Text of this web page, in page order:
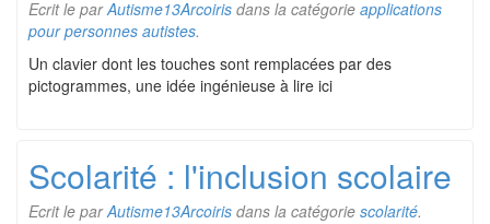
Ecrit le parAutisme13Arcoiris dans la catégorie applications
pour personnes autistes.
Un clavier dont les touches sont remplacées par des
pictogrammes, une idée ingénieuse à lire ici
Scolarité : l'inclusion scolaire
Ecrit le parAutisme13Arcoiris dans la catégorie scolarité.